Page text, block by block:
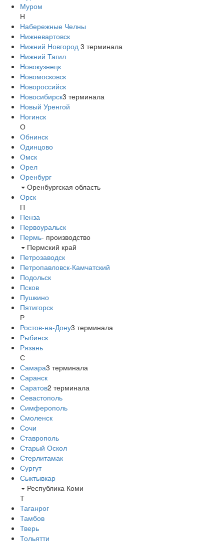
Муром
Н
Набережные Челны
Нижневартовск
Нижний Новгород 3 терминала
Нижний Тагил
Новокузнецк
Новомосковск
Новороссийск
Новосибирск3 терминала
Новый Уренгой
Ногинск
О
Обнинск
Одинцово
Омск
Орел
Оренбург
Оренбургская область
Орск
П
Пенза
Первоуральск
Пермь- производство
Пермский край
Петрозаводск
Петропавловск-Камчатский
Подольск
Псков
Пушкино
Пятигорск
Р
Ростов-на-Дону3 терминала
Рыбинск
Рязань
С
Самара3 терминала
Саранск
Саратов2 терминала
Севастополь
Симферополь
Смоленск
Сочи
Ставрополь
Старый Оскол
Стерлитамак
Сургут
Сыктывкар
Республика Коми
Т
Таганрог
Тамбов
Тверь
Тольятти